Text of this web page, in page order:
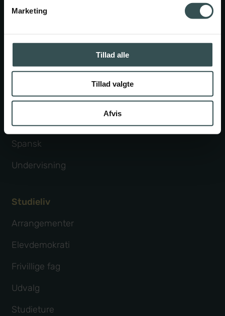
Marketing
Tillad alle
Tillad valgte
Afvis
Drama
Politi og forsvar
Sundhed
Spansk
Undervisning
Studieliv
Arrangementer
Elevdemokrati
Frivillige fag
Udvalg
Studieture